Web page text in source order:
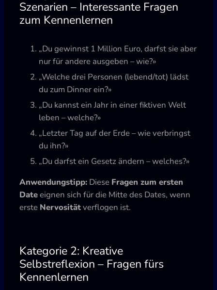
Szenarien – Interessante Fragen
zum Kennenlernen
„Du gewinnst 1 Million Euro, darfst sie aber
nur für andere ausgeben – wie?»
„Welche drei Personen (lebend/tot) lädst
du zum Dinner ein?»
„Du kannst ein Jahr in einer fiktiven Welt
leben – welche?»
„Letzter Tag auf der Erde – wie verbringst
du ihn?»
„Du darfst ein Gesetz ändern – welches?»
Anwendungstipp: Diese Fragen zum ersten
Dateeignen sich für die Mitte des Dates, wenn
erste Nervositätverflogen ist.
Kategorie 2: Kreative
Selbstreflexion – Fragen fürs
Kennenlernen